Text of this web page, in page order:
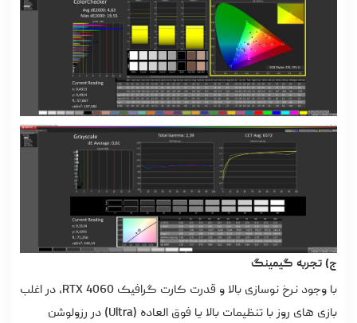
ج) تجربه گیمینگ
با وجود نرخ نوسازی بالا و قدرت کارت گرافیک RTX 4060، در اغلب
بازی های روز با تنظیمات بالا یا فوق العاده (Ultra) در رزولوشن